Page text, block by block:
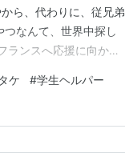
ら、代わりに、従兄弟
なんて、世界中探し
ランスへ応援に向かう
サインは、わが家の
ケ #学生ヘルパー